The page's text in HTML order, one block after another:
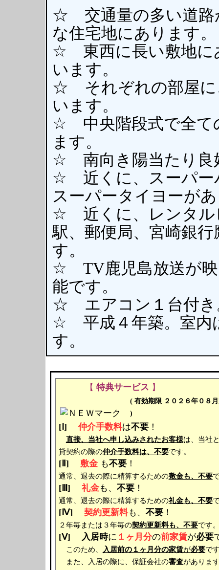
☆ 交通量の多い道路
な住宅地にあります。
☆ 東西に長い敷地に
います。
☆ それぞれの部屋に
います。
☆ 中央階段式で全て
ます。
☆ 南向き陽当たり良
☆ 近くに、スーパー
スーパータイヨーが
☆ 近くに、レンタル
駅、郵便局、宮崎銀
す。
☆ TV鹿児島放送が映
能です。
☆ エアコン１台付き
☆ 平成４年築。室内
す。
【 特典サービス 】
( 有効期限 ２０２６年０８
)
[Ⅰ] 仲介手数料は不要！
直接、当社へ申し込みされたお客様は、当社
貸契約の際の仲介手数料は、不要です。
[Ⅱ] 敷金も不要！
通常、退去の際に精算するための敷金も、不要
[Ⅲ] 礼金も、 不要！
通常、退去の際に精算するための礼金も、不要
[Ⅳ] 契約更新料も、 不要！
２年毎または３年毎の契約更新料も、不要です
[Ⅴ] 入居時に １ヶ月分の前家賃が必要
このため、 入居前の１ヶ月分の家賃が必要で
また、入居の際に、保証会社の審査がありま